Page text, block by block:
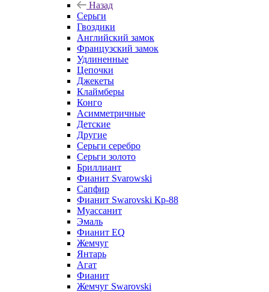
Назад
Серьги
Гвоздики
Английский замок
Французский замок
Удлиненные
Цепочки
Джекеты
Клаймберы
Конго
Асимметричные
Детские
Другие
Серьги серебро
Серьги золото
Бриллиант
Фианит Svarowski
Сапфир
Фианит Swarovski Кр-88
Муассанит
Эмаль
Фианит EQ
Жемчуг
Янтарь
Агат
Фианит
Жемчуг Swarovski